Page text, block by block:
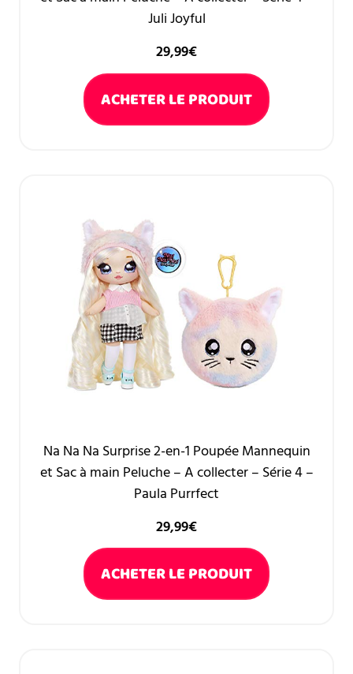
Juli Joyful
29,99€
ACHETER LE PRODUIT
Na Na Na Surprise 2-en-1 Poupée Mannequin
et Sac à main Peluche – A collecter – Série 4 –
Paula Purrfect
29,99€
ACHETER LE PRODUIT